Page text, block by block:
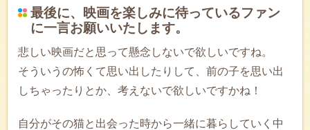
最後に、映画を楽しみに待っているファン
に一言お願いいたします。
悲しい映画だと思って懸念しないで欲しいですね。
そういうの怖くて思い出したりして、前の子を思い出
しちゃったりとか、考えないで欲しいですかね！
自分がその猫と出会った時から一緒に暮らしていく中